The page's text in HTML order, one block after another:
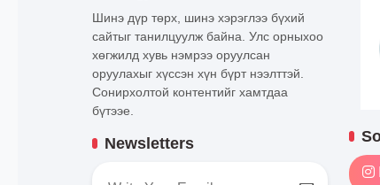
Шинэ дүр төрх, шинэ хэрэглээ бүхий
сайтыг танилцуулж байна. Улс орныхоо
хөгжилд хувь нэмрээ оруулсан
оруулахыг хүссэн хүн бүрт нээлттэй.
Сонирхолтой контентийг хамтдаа
бүтээе.
Newsletters